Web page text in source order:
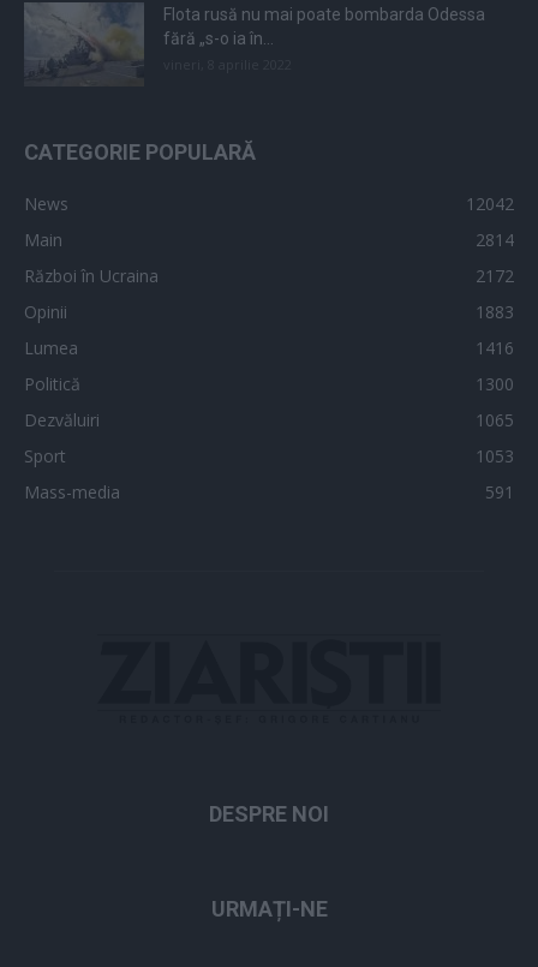
Flota rusă nu mai poate bombarda Odessa
fără „s-o ia în...
CATEGORIE POPULARĂ
News
12042
Main
2814
Război în Ucraina
2172
Opinii
1883
Lumea
1416
Politică
1300
Dezvăluiri
1065
Sport
1053
Mass-media
591
DESPRE NOI
URMAȚI-NE